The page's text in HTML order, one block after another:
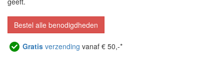
Bestel alle benodigdheden
Gratis verzending vanaf € 50,-*